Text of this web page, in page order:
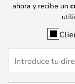
ahora y recibe un